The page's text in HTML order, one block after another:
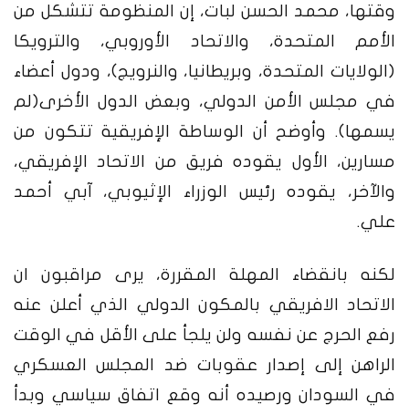
وقتها، محمد الحسن لبات، إن المنظومة تتشكل من
الأمم المتحدة، والاتحاد الأوروبي، والترويكا
(الولايات المتحدة، وبريطانيا، والنرويج)، ودول أعضاء
في مجلس الأمن الدولي، وبعض الدول الأخرى(لم
يسمها). وأوضح أن الوساطة الإفريقية تتكون من
مسارين، الأول يقوده فريق من الاتحاد الإفريقي،
والآخر، يقوده رئيس الوزراء الإثيوبي، آبي أحمد
علي.
لكنه بانقضاء المهلة المقررة، يرى مراقبون ان
الاتحاد الافريقي بالمكون الدولي الذي أعلن عنه
رفع الحرج عن نفسه ولن يلجأ على الأقل في الوقت
الراهن إلى إصدار عقوبات ضد المجلس العسكري
في السودان ورصيده أنه وقع اتفاق سياسي وبدأ